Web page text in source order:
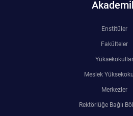
Enstitüler
Fakülteler
Yüksekokullar
Meslek
Merkezler
Rektörlüğe Bağlı